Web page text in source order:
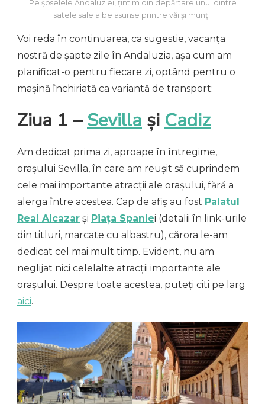
Pe șoselele Andaluziei, țintim din depărtare unul dintre
satele sale albe asunse printre văi și munți.
Voi reda în continuarea, ca sugestie, vacanța
nostră de șapte zile în Andaluzia, așa cum am
planificat-o pentru fiecare zi, optând pentru o
mașină închiriată ca variantă de transport:
Ziua 1 –Sevilla și Cadiz
Am dedicat prima zi, aproape în întregime,
orașului Sevilla, în care am reușit să cuprindem
cele mai importante atracții ale orașului, fără a
alerga între acestea. Cap de afiș au fost Palatul
Real Alcazar și Piața Spaniei (detalii în link-urile
din titluri, marcate cu albastru), cărora le-am
dedicat cel mai mult timp. Evident, nu am
neglijat nici celelalte atracții importante ale
orașului. Despre toate acestea, puteți citi pe larg
aici.